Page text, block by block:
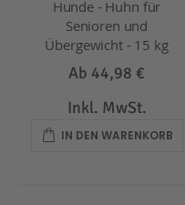
Hunde - Huhn für
Senioren und
Übergewicht - 15 kg
Ab 44,98 €
Inkl. MwSt.
IN DEN WARENKORB